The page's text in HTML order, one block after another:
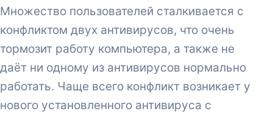
Множество пользователей сталкивается с
конфликтом двух антивирусов, что очень
тормозит работу компьютера, а также не
даёт ни одному из антивирусов нормально
работать. Чаще всего конфликт возникает у
нового установленного антивируса с